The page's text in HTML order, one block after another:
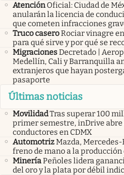
Atención Oficial: Ciudad de
anularán la licencia de
que cometen infracciones
Truco caseroRociar vinagre
para qué sirve y por qué se
MigracionesDecretado |
Medellín, Cali y Barranquilla
extranjeros que hayan
pasaporte
Últimas noticias
MovilidadTras superar 100
primer semestre, inDrive
conductores en CDMX
AutomotrizMazda,
freno de mano a la producción
MineríaPeñoles lidera
del oro y la plata por débil